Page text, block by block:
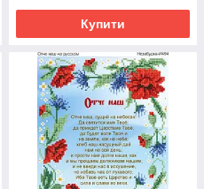
Купити